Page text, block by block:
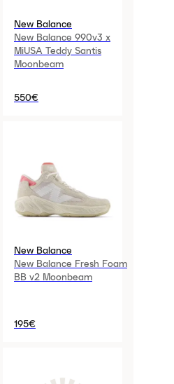
New Balance
New Balance 990v3 x
MiUSA Teddy Santis
Moonbeam
550€
New Balance
New Balance Fresh Foam
BB v2 Moonbeam
195€